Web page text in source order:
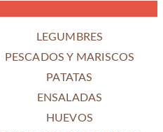
LEGUMBRES
PESCADOS Y MARISCOS
PATATAS
ENSALADAS
HUEVOS